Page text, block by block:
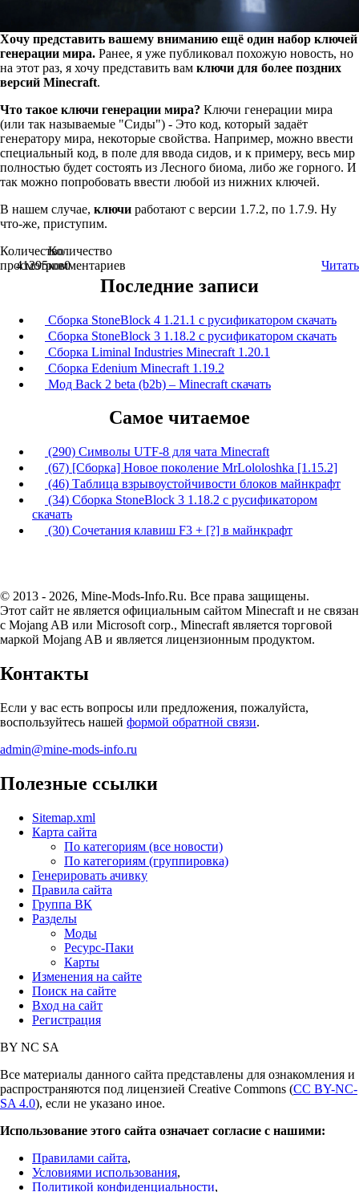
Хочу представить вашему вниманию ещё один набор ключей
генерации мира. Ранее, я уже публиковал похожую новость, но
на этот раз, я хочу представить вам ключи для более поздних
версий Minecraft.
Что такое ключи генерации мира? Ключи генерации мира
(или так называемые "Сиды") - Это код, который задаёт
генератору мира, некоторые свойства. Например, можно ввести
специальный код, в поле для ввода сидов, и к примеру, весь мир
полностью будет состоять из Лесного биома, либо же горного. И
так можно попробовать ввести любой из нижних ключей.
В нашем случае, ключи работают с версии 1.7.2, по 1.7.9. Ну
что-же, приступим.
Количество
просмотров
41295
Количество
комментариев
0 Читать
Последние записи
Сборка StoneBlock 4 1.21.1 с русификатором скачать
Сборка StoneBlock 3 1.18.2 с русификатором скачать
Сборка Liminal Industries Minecraft 1.20.1
Сборка Edenium Minecraft 1.19.2
Мод Back 2 beta (b2b) – Minecraft скачать
Самое читаемое
(290) Символы UTF-8 для чата Minecraft
(67) [Сборка] Новое поколение MrLololoshka [1.15.2]
(46) Таблица взрывоустойчивости блоков майнкрафт
(34) Сборка StoneBlock 3 1.18.2 с русификатором
скачать
(30) Сочетания клавиш F3 + [?] в майнкрафт
© 2013 - 2026, Mine-Mods-Info.Ru. Все права защищены.
Этот сайт не является официальным сайтом Minecraft и не связан
с Mojang AB или Microsoft corp., Minecraft является торговой
маркой Mojang AB и является лицензионным продуктом.
Контакты
Если у вас есть вопросы или предложения, пожалуйста,
воспользуйтесь нашей формой обратной связи.
admin@mine-mods-info.ru
Полезные ссылки
Sitemap.xml
Карта сайта
По категориям (все новости)
По категориям (группировка)
Генерировать ачивку
Правила сайта
Группа ВК
Разделы
Моды
Ресурс-Паки
Карты
Изменения на сайте
Поиск на сайте
Вход на сайт
Регистрация
BY NC SA
Все материалы данного сайта представлены для ознакомления и
распространяются под лицензией Creative Commons (CC BY-NC-
SA 4.0), если не указано иное.
Использование этого сайта означает согласие с нашими:
Правилами сайта,
Условиями использования,
Политикой конфиденциальности,